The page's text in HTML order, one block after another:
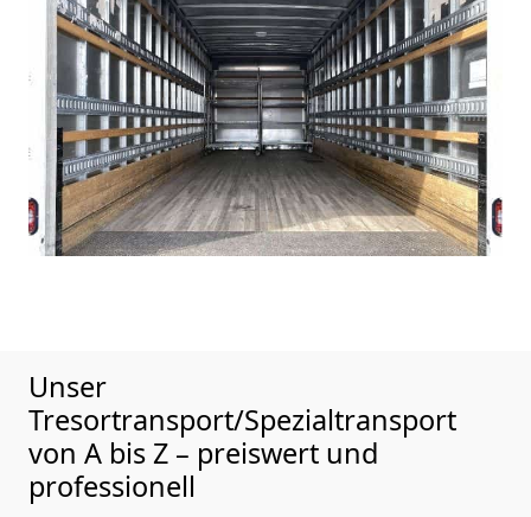
Unser
Tresortransport/Spezialtransport
von A bis Z – preiswert und
professionell